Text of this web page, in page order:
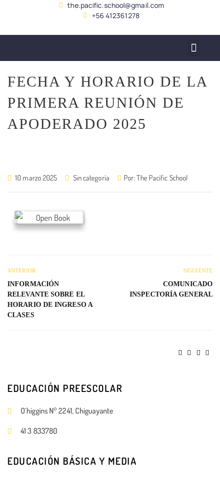
the.pacific.school@gmail.com
+56 412361278
FECHA Y HORARIO DE LA
PRIMERA REUNIÓN DE
APODERADO 2025
10 marzo 2025 Sin categoría Por:The Pacific School
ANTERIOR
INFORMACIÓN
RELEVANTE SOBRE EL
HORARIO DE INGRESO A
CLASES
SIGUIENTE
COMUNICADO
INSPECTORÍA GENERAL
EDUCACIÓN PREESCOLAR
O´higgins N° 2241, Chiguayante
41 3 833780
EDUCACIÓN BÁSICA Y MEDIA